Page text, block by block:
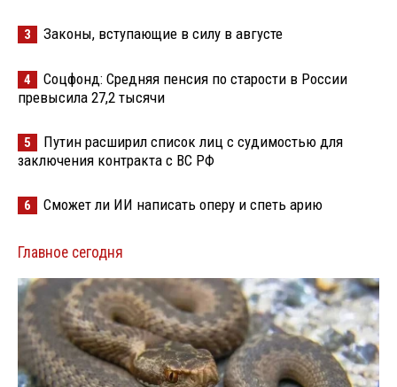
3 Законы, вступающие в силу в августе
4
Соцфонд: Средняя пенсия по старости в России
превысила 27,2 тысячи
5
Путин расширил список лиц с судимостью для
заключения контракта с ВС РФ
6 Сможет ли ИИ написать оперу и спеть арию
Главное сегодня